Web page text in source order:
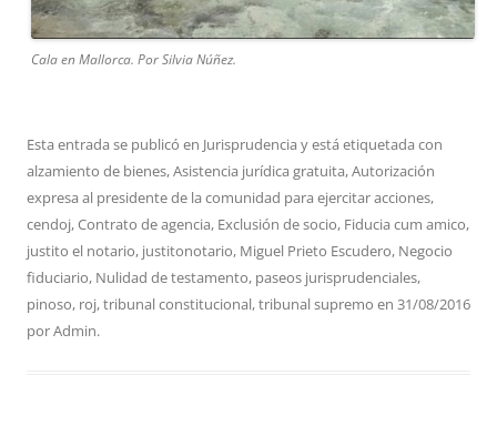
Cala en Mallorca. Por Silvia Núñez.
Esta entrada se publicó en Jurisprudencia y está etiquetada con
alzamiento de bienes,Asistencia jurídica gratuita,Autorización
expresa al presidente de la comunidad para ejercitar acciones,
cendoj,Contrato de agencia, Exclusión de socio, Fiducia cum amico,
justito el notario, justitonotario, Miguel Prieto Escudero, Negocio
fiduciario, Nulidad de testamento, paseos jurisprudenciales,
pinoso, roj,tribunal constitucional,tribunal supremo en 31/08/2016
porAdmin.